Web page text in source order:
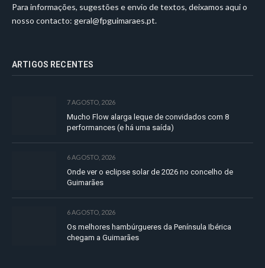
Para informações, sugestões e envio de textos, deixamos aqui o
nosso contacto: geral@fpguimaraes.pt.
ARTIGOS RECENTES
7 AGOSTO, 2026
Mucho Flow alarga leque de convidados com 8
performances (e há uma saída)
6 AGOSTO, 2026
Onde ver o eclipse solar de 2026 no concelho de
Guimarães
6 AGOSTO, 2026
Os melhores hambúrgueres da Península Ibérica
chegam a Guimarães